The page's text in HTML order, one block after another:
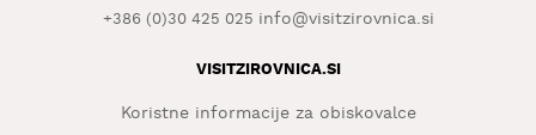
+386 (0)30 425 025 info@visitzirovnica.si
VISITZIROVNICA.SI
Koristne informacije za obiskovalce